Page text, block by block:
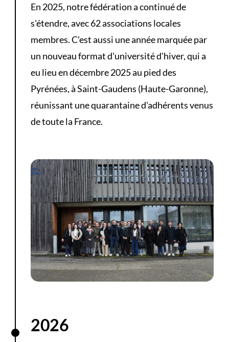
En 2025, notre fédération a continué de
s'étendre, avec 62 associations locales
membres. C'est aussi une année marquée par
un nouveau format d'université d'hiver, qui a
eu lieu en décembre 2025 au pied des
Pyrénées, à Saint-Gaudens (Haute-Garonne),
réunissant une quarantaine d'adhérents venus
de toute la France.
2026